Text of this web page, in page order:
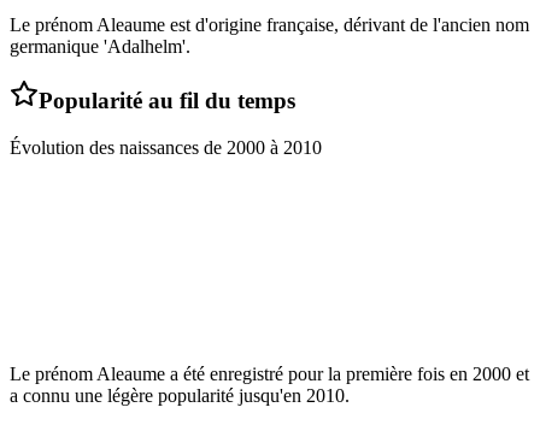
Le prénom Aleaume est d'origine française, dérivant de l'ancien nom
germanique 'Adalhelm'.
Popularité au fil du temps
Évolution des naissances de 2000 à 2010
Le prénom Aleaume a été enregistré pour la première fois en 2000 et
a connu une légère popularité jusqu'en 2010.